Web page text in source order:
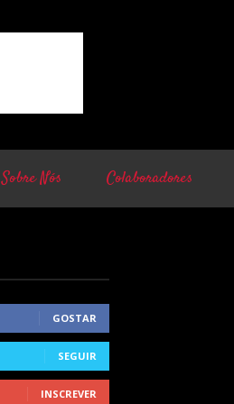
Sobre Nós Colaboradores
GOSTAR
SEGUIR
INSCREVER